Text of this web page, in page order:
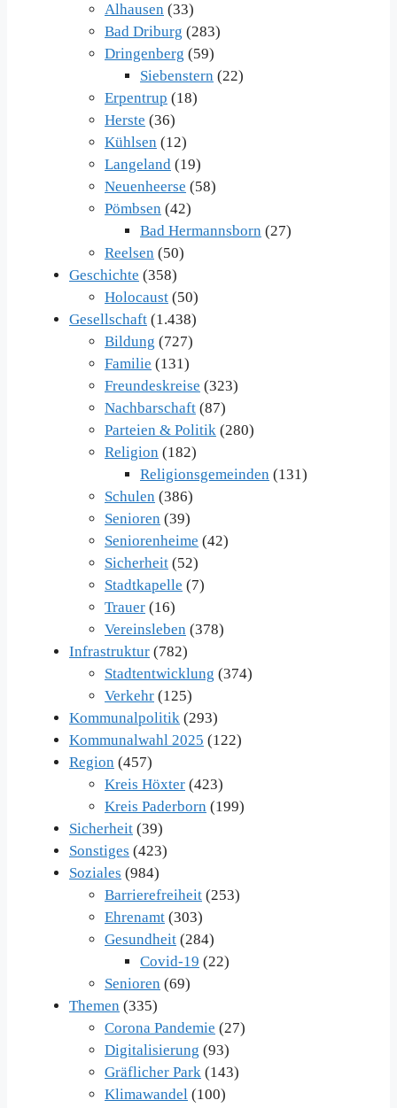
Alhausen (33)
Bad Driburg (283)
Dringenberg (59)
Siebenstern (22)
Erpentrup (18)
Herste (36)
Kühlsen (12)
Langeland (19)
Neuenheerse (58)
Pömbsen (42)
Bad Hermannsborn (27)
Reelsen (50)
Geschichte (358)
Holocaust (50)
Gesellschaft (1.438)
Bildung (727)
Familie (131)
Freundeskreise (323)
Nachbarschaft (87)
Parteien & Politik (280)
Religion (182)
Religionsgemeinden (131)
Schulen (386)
Senioren (39)
Seniorenheime (42)
Sicherheit (52)
Stadtkapelle (7)
Trauer (16)
Vereinsleben (378)
Infrastruktur (782)
Stadtentwicklung (374)
Verkehr (125)
Kommunalpolitik (293)
Kommunalwahl 2025 (122)
Region (457)
Kreis Höxter (423)
Kreis Paderborn (199)
Sicherheit (39)
Sonstiges (423)
Soziales (984)
Barrierefreiheit (253)
Ehrenamt (303)
Gesundheit (284)
Covid-19 (22)
Senioren (69)
Themen (335)
Corona Pandemie (27)
Digitalisierung (93)
Gräflicher Park (143)
Klimawandel (100)